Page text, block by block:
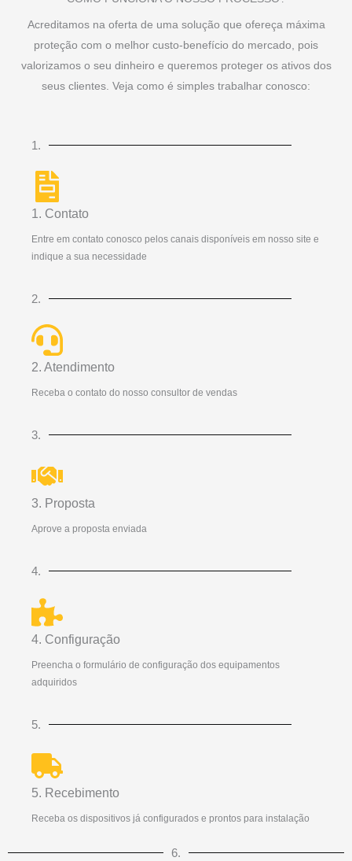
Acreditamos na oferta de uma solução que ofereça máxima
proteção com o melhor custo-benefício do mercado, pois
valorizamos o seu dinheiro e queremos proteger os ativos dos
seus clientes. Veja como é simples trabalhar conosco:
1.
1. Contato
Entre em contato conosco pelos canais disponíveis em nosso site e
indique a sua necessidade
2.
2. Atendimento
Receba o contato do nosso consultor de vendas
3.
3. Proposta
Aprove a proposta enviada
4.
4. Configuração
Preencha o formulário de configuração dos equipamentos
adquiridos
5.
5. Recebimento
Receba os dispositivos já configurados e prontos para instalação
6.